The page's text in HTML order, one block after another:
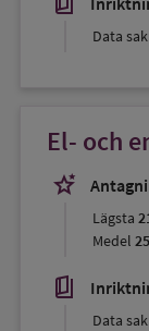
Data
El- och
stars_2
Lägsta
Medel
book_5
Data